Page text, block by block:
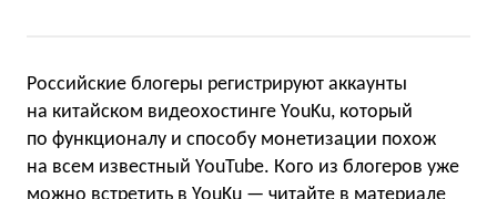
Российские блогеры регистрируют аккаунты
на китайском видеохостинге YouKu, который
по функционалу и способу монетизации похож
на всем известный YouTube. Кого из блогеров уже
можно встретить в YouKu — читайте в материале